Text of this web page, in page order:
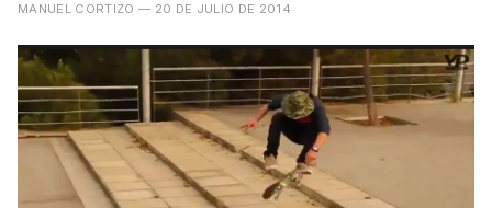
MANUEL CORTIZO — 20 DE JULIO DE 2014